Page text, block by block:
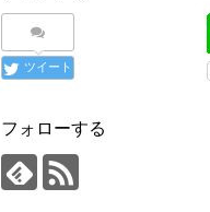
ツイート
フォローする